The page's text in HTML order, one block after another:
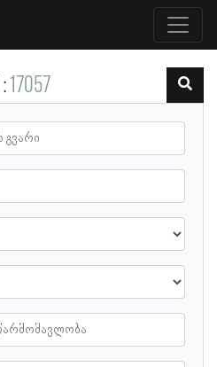
17057